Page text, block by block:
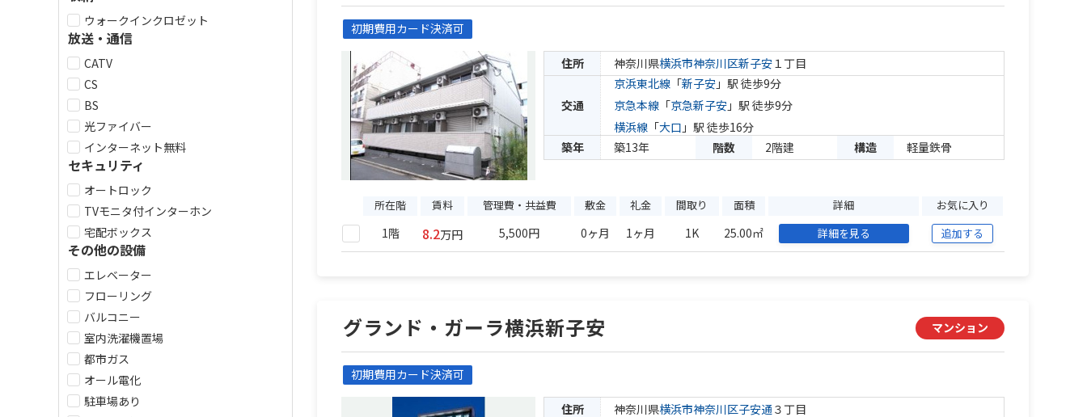
初期費用カード決済可
住所 神奈川県横浜市神奈川区新子安１丁目
交通
京浜東北線 「新子安 」駅 徒歩9分
京急本線 「京急新子安 」駅 徒歩9分
横浜線 「大口 」駅 徒歩16分
築年
築13年 階数 2階建 構造 軽量鉄骨
所在階 賃料 管理費・共益費 敷金 礼金 間取り 面積 詳細 お気に入り
1階 8.2万円 5,500円 0ヶ月 1ヶ月 1K 25.00㎡ 詳細を見る 追加する
グランド・ガーラ横浜新子安 マンション
初期費用カード決済可
住所 神奈川県横浜市神奈川区子安通 ３丁目
ウォークインクロゼット
放送・通信
CATV
CS
BS
光ファイバー
インターネット無料
セキュリティ
オートロック
TVモニタ付インターホン
宅配ボックス
その他の設備
エレベーター
フローリング
バルコニー
室内洗濯機置場
都市ガス
オール電化
駐車場あり